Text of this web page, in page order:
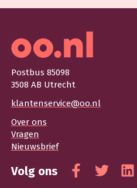
Postbus 85098
3508 AB Utrecht
klantenservice@oo.nl
Over ons
Vragen
Nieuwsbrief
Volg ons
Facebook
Twitter